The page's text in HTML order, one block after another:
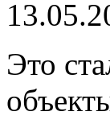
Это